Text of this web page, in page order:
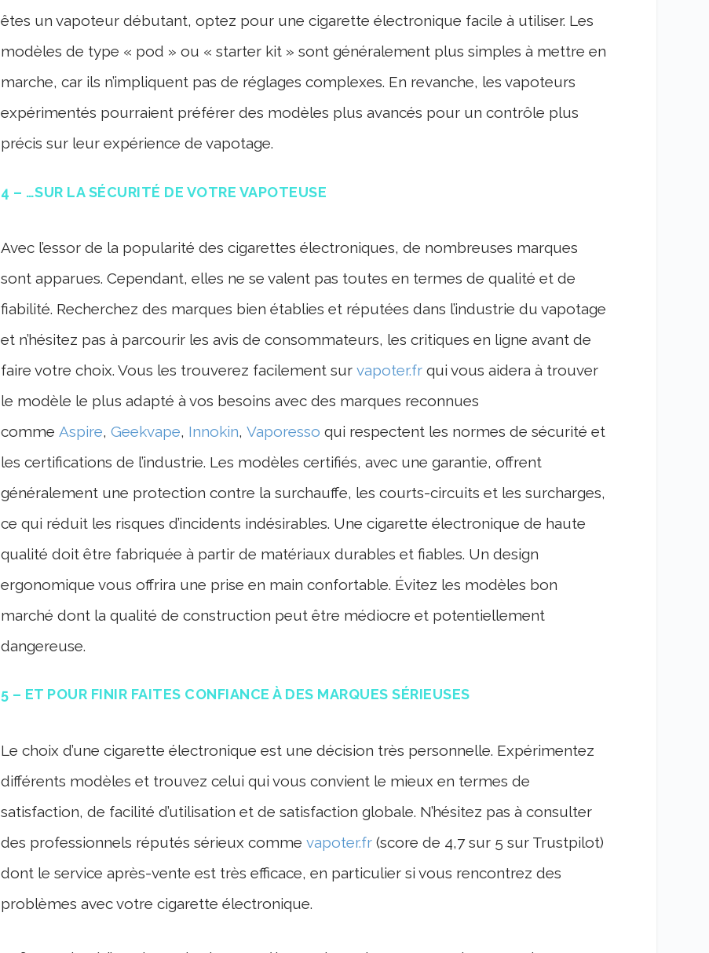
êtes un vapoteur débutant, optez pour une cigarette électronique facile à utiliser. Les
modèles de type « pod » ou « starter kit » sont généralement plus simples à mettre en
marche, car ils n’impliquent pas de réglages complexes. En revanche, les vapoteurs
expérimentés pourraient préférer des modèles plus avancés pour un contrôle plus
précis sur leur expérience de vapotage.
4 – …SUR LA SÉCURITÉ DE VOTRE VAPOTEUSE
Avec l’essor de la popularité des cigarettes électroniques, de nombreuses marques
sont apparues. Cependant, elles ne se valent pas toutes en termes de qualité et de
fiabilité. Recherchez des marques bien établies et réputées dans l’industrie du vapotage
et n’hésitez pas à parcourir les avis de consommateurs, les critiques en ligne avant de
faire votre choix. Vous les trouverez facilement sur vapoter.frqui vous aidera à trouver
le modèle le plus adapté à vos besoins avec des marques reconnues
comme Aspire, Geekvape, Innokin, Vaporesso qui respectent les normes de sécurité et
les certifications de l’industrie. Les modèles certifiés, avec une garantie, offrent
généralement une protection contre la surchauffe, les courts-circuits et les surcharges,
ce qui réduit les risques d’incidents indésirables. Une cigarette électronique de haute
qualité doit être fabriquée à partir de matériaux durables et fiables. Un design
ergonomique vous offrira une prise en main confortable. Évitez les modèles bon
marché dont la qualité de construction peut être médiocre et potentiellement
dangereuse.
5 – ET POUR FINIR FAITES CONFIANCE À DES MARQUES SÉRIEUSES
Le choix d’une cigarette électronique est une décision très personnelle. Expérimentez
différents modèles et trouvez celui qui vous convient le mieux en termes de
satisfaction, de facilité d’utilisation et de satisfaction globale. N’hésitez pas à consulter
des professionnels réputés sérieux comme vapoter.fr(score de 4,7 sur 5 sur Trustpilot)
dont le service après-vente est très efficace, en particulier si vous rencontrez des
problèmes avec votre cigarette électronique.